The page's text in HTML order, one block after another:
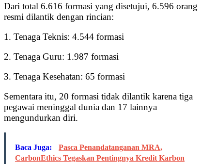
Dari total 6.616 formasi yang disetujui, 6.596 orang
resmi dilantik dengan rincian:
1. Tenaga Teknis: 4.544 formasi
2. Tenaga Guru: 1.987 formasi
3. Tenaga Kesehatan: 65 formasi
Sementara itu, 20 formasi tidak dilantik karena tiga
pegawai meninggal dunia dan 17 lainnya
mengundurkan diri.
Baca Juga:
Pasca Penandatanganan MRA,
CarbonEthics Tegaskan Pentingnya Kredit Karbon